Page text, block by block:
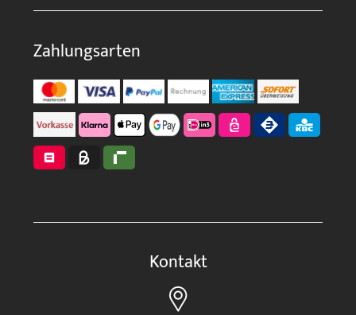
Zahlungsarten
Kontakt